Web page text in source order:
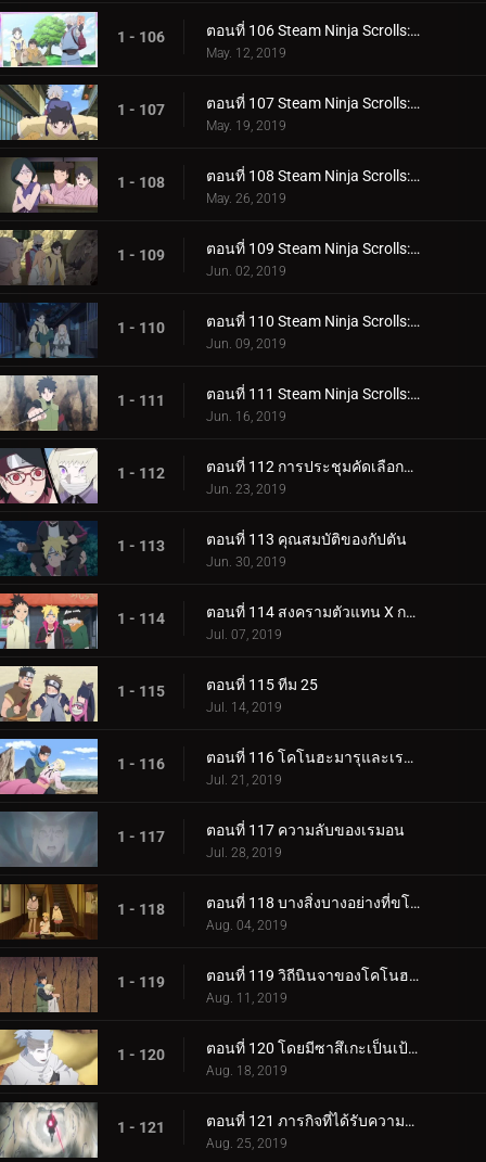
1 - 106 ตอนที่ 106 Steam Ninja Scrolls: ภารกิจระดับ S!
May. 12, 2019
1 - 107 ตอนที่ 107 Steam Ninja Scrolls: สงครามสุนัขและแมว!
May. 19, 2019
1 - 108 ตอนที่ 108 Steam Ninja Scrolls: โรงแรมผีสิง!
May. 26, 2019
1 - 109 ตอนที่ 109 Steam Ninja Scrolls: มันฝรั่งแผ่นทอดและก้อนหินยักษ์!
Jun. 02, 2019
1 - 110 ตอนที่ 110 Steam Ninja Scrolls: น้ำพุร้อนฟื้นคืนชีพ!
Jun. 09, 2019
1 - 111 ตอนที่ 111 Steam Ninja Scrolls: ราชาแห่งมิไร!
Jun. 16, 2019
1 - 112 ตอนที่ 112 การประชุมคัดเลือกจูนิน
Jun. 23, 2019
1 - 113 ตอนที่ 113 คุณสมบัติของกัปตัน
Jun. 30, 2019
1 - 114 ตอนที่ 114 สงครามตัวแทน X การ์ด!
Jul. 07, 2019
1 - 115 ตอนที่ 115 ทีม 25
Jul. 14, 2019
1 - 116 ตอนที่ 116 โคโนฮะมารุและเรมอน
Jul. 21, 2019
1 - 117 ตอนที่ 117 ความลับของเรมอน
Jul. 28, 2019
1 - 118 ตอนที่ 118 บางสิ่งบางอย่างที่ขโมยความทรงจำ
Aug. 04, 2019
1 - 119 ตอนที่ 119 วิถีนินจาของโคโนฮะมารุ
Aug. 11, 2019
1 - 120 ตอนที่ 120 โดยมีซาสึเกะเป็นเป้าหมาย
Aug. 18, 2019
1 - 121 ตอนที่ 121 ภารกิจที่ได้รับความไว้วางใจ: ปกป้อง One Tails!
Aug. 25, 2019